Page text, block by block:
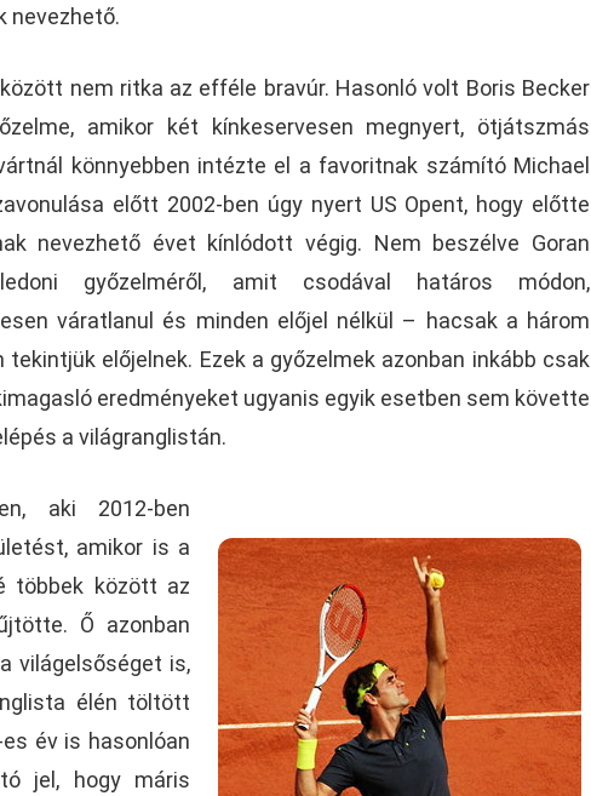
nevezhető.
nem ritka az efféle bravúr. Hasonló volt Boris Becker
amikor két kínkeservesen megnyert, ötjátszmás
könnyebben intézte el a favoritnak számító Michael
előtt 2002-ben úgy nyert US Opent, hogy előtte
nevezhető évet kínlódott végig. Nem beszélve Goran
győzelméről, amit csodával határos módon,
váratlanul és minden előjel nélkül – hacsak a három
előjelnek. Ezek a győzelmek azonban inkább csak
eredményeket ugyanis egyik esetben sem követte
a világranglistán.
aki 2012-ben
amikor is a
többek között az
Ő azonban
világelsőséget is,
élén töltött
év is hasonlóan
jel, hogy máris